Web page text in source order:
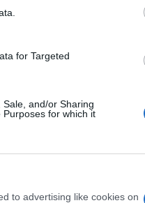
for Targeted
and/or Sharing
for which it
to advertising like cookies on
se dimniška tuljava ni
pristojna dimnikarska
na pomembnost